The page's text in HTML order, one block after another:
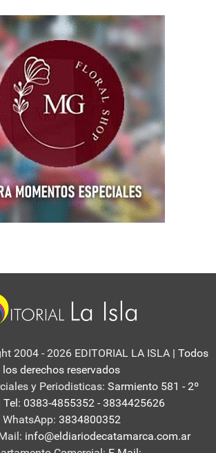
2004 - 2026 EDITORIAL LA ISLA | Todos
los derechos reservados
y Periodisticas: Sarmiento 581 - 2º
Tel: 0383-4855352 - 3834425626
WhatsApp: 3834800352
info@eldiariodecatamarca.com.ar